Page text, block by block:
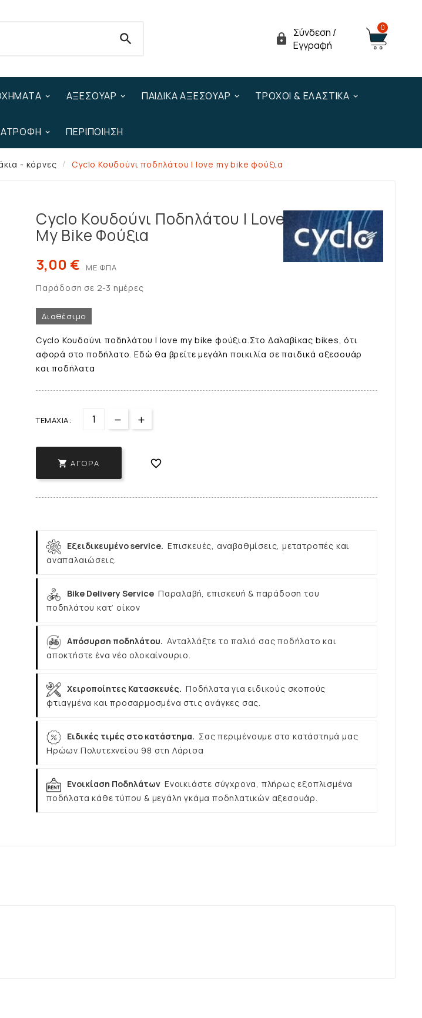
  Σύνδεση /
Εγγραφή
0
ΑΞΕΣΟΥΆΡ ΠΑΙΔΙΚΆ ΑΞΕΣΟΥΆΡ ΤΡΟΧΟΊ & ΕΛΑΣΤΙΚΆ
ΠΕΡΙΠΟΊΗΣΗ
- κόρνες Cyclo Κουδούνι ποδηλάτου I love my bike φούξια
Cyclo Κουδούνι Ποδηλάτου I Love
My Bike Φούξια
3,00 € ΜΕ ΦΠΑ
Παράδοση σε 2-3 ημέρες
Διαθέσιμο
Cyclo Κουδούνι ποδηλάτου I love my bike φούξια.Στο Δαλαβίκας bikes, ότι
αφορά στο ποδήλατο. Εδώ θα βρείτε μεγάλη ποικιλία σε παιδικά αξεσουάρ
και ποδήλατα
ΤΕΜΆΧΙΑ:
 ΑΓΟΡΆ 
Εξειδικευμένο service. Επισκευές, αναβαθμίσεις, μετατροπές και
αναπαλαιώσεις.
Bike Delivery Service Παραλαβή, επισκευή & παράδοση του
ποδηλάτου κατ’ οίκον
Απόσυρση ποδηλάτου. Ανταλλάξτε το παλιό σας ποδήλατο και
αποκτήστε ένα νέο ολοκαίνουριο.
Χειροποίητες Κατασκευές. Ποδήλατα για ειδικούς σκοπούς
φτιαγμένα και προσαρμοσμένα στις ανάγκες σας.
Ειδικές τιμές στο κατάστημα. Σας περιμένουμε στο κατάστημά μας
Ηρώων Πολυτεχνείου 98 στη Λάρισα
Ενοικίαση Ποδηλάτων Ενοικιάστε σύγχρονα, πλήρως εξοπλισμένα
ποδήλατα κάθε τύπου & μεγάλη γκάμα ποδηλατικών αξεσουάρ.